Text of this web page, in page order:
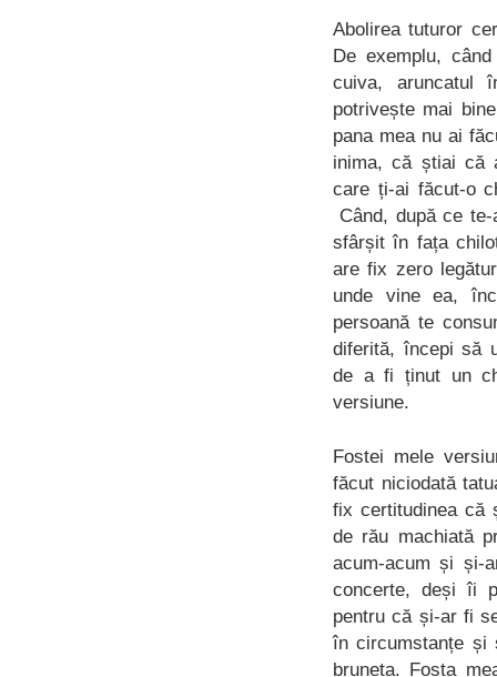
Abolirea tuturor
De exemplu,
cuiva, aruncatul
potrivește mai
pana mea nu ai
inima, că știai că
care ți-ai făcut-o
Când, după ce
sfârșit în fața
are fix zero
unde vine ea,
persoană te
diferită, începi să
de a fi ținut un
versiune.
Fostei mele
făcut niciodată
fix certitudinea că
de rău machiată
acum-acum și și-
concerte, deși îi
pentru că și-ar fi
în circumstanțe și
bruneta. Fosta